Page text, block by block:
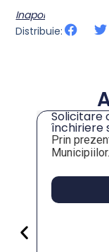
Inapoi
Distribuie:
Solicitare
închiriere
Prin